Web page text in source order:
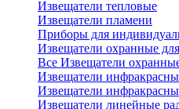
Извещатели тепловые
Извещатели пламени
Приборы для
Извещатели охранные
Все Извещатели
Извещатели
Извещатели
Извещатели линейные